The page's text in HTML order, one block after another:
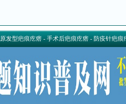
原发型疤痕疙瘩- 手术后疤痕疙瘩- 防疫针疤痕